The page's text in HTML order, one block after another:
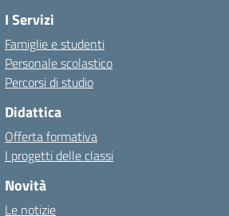
I Servizi
Famiglie e studenti
Personale scolastico
Percorsi di studio
Didattica
Offerta formativa
I progetti delle classi
Novità
Le notizie